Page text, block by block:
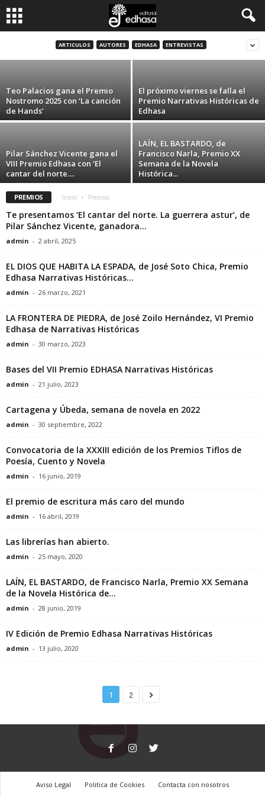
b
ARTICULOS AUTORES EDHASA ENTREVISTAS
Soto Chica, Premio Edhasa Narrativas
Históricas (2021)
26 marzo, 2021
Teo Palacios gana el Premio
Nostromo 2025 con ‘La canción
de Hands’
El próximo viernes se falla el
Premio Narrativas Históricas de
Edhasa
Pilar Sánchez Vicente gana el
VIII Premio Edhasa con ‘El
cantar del norte....
LAÍN, EL BASTARDO, de
Francisco Narla, Premio XX
Semana de la Novela
Histórica...
PREMIOS Inicio Premios
Te presentamos ‘El cantar del norte. La guerrera astur’, de
Pilar Sánchez Vicente, ganadora...
admin - 2 abril, 2025
EL DIOS QUE HABITA LA ESPADA, de José Soto Chica, Premio
Edhasa Narrativas Históricas...
admin - 26 marzo, 2021
LA FRONTERA DE PIEDRA, de José Zoilo Hernández, VI Premio
Edhasa de Narrativas Históricas
admin - 30 marzo, 2023
Bases del VII Premio EDHASA Narrativas Históricas
admin - 21 julio, 2023
Cartagena y Úbeda, semana de novela en 2022
admin - 30 septiembre, 2022
Convocatoria de la XXXIII edición de los Premios Tiflos de
Poesía, Cuento y Novela
admin - 16 junio, 2019
El premio de escritura más caro del mundo
admin - 16 abril, 2019
Las librerías han abierto.
admin - 25 mayo, 2020
LAÍN, EL BASTARDO, de Francisco Narla, Premio XX Semana
de la Novela Histórica de...
admin - 28 junio, 2019
IV Edición de Premio Edhasa Narrativas Históricas
admin - 13 julio, 2020
1 2
Aviso Legal Politica de Cookies Contacta con nosotros